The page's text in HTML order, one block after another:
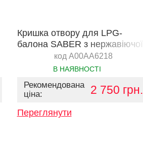
Кришка отвору для LPG-
балона SABER з нержавіючої
код A00AA6218
В НАЯВНОСТІ
Рекомендована
ціна:
2 750 грн.
Переглянути